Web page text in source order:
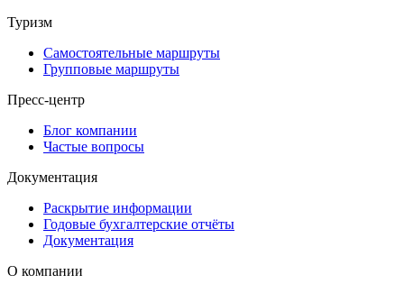
Туризм
Самостоятельные маршруты
Групповые маршруты
Пресс-центр
Блог компании
Частые вопросы
Документация
Раскрытие информации
Годовые бухгалтерские отчёты
Документация
О компании